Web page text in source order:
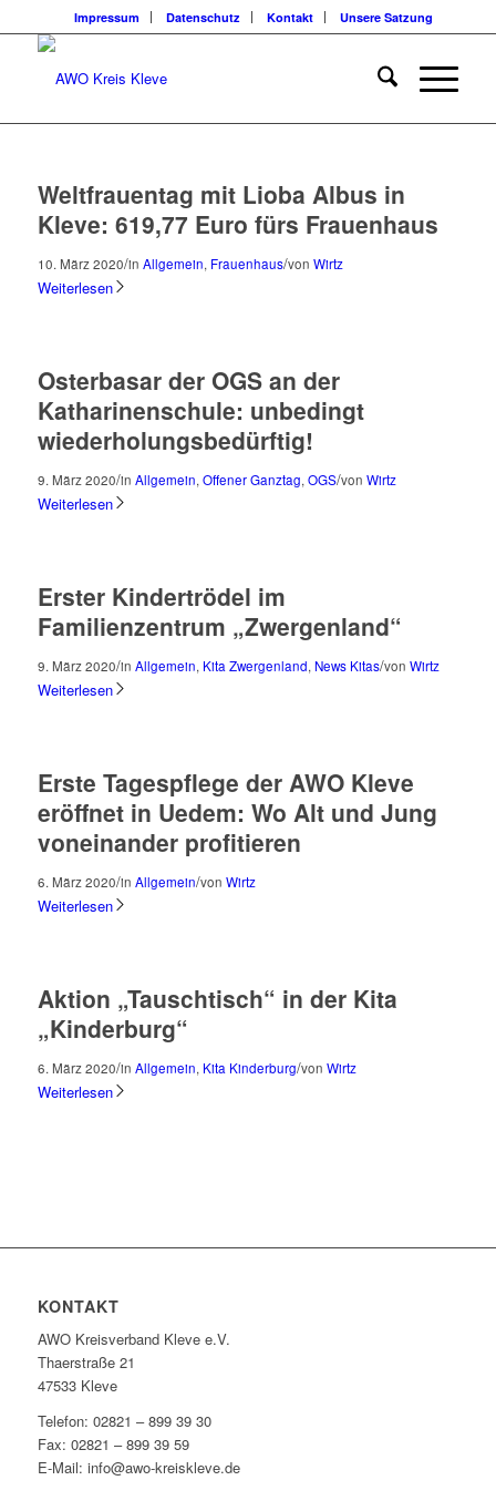
Impressum Datenschutz Kontakt Unsere Satzung
Weltfrauentag mit Lioba Albus in
Kleve: 619,77 Euro fürs Frauenhaus
10. März 2020/in Allgemein, Frauenhaus/von Wirtz
Weiterlesen
Osterbasar der OGS an der
Katharinenschule: unbedingt
wiederholungsbedürftig!
9. März 2020/in Allgemein, Offener Ganztag, OGS/von Wirtz
Weiterlesen
Erster Kindertrödel im
Familienzentrum „Zwergenland“
9. März 2020/in Allgemein, Kita Zwergenland, News Kitas/von Wirtz
Weiterlesen
Erste Tagespflege der AWO Kleve
eröffnet in Uedem: Wo Alt und Jung
voneinander profitieren
6. März 2020/in Allgemein/von Wirtz
Weiterlesen
Aktion „Tauschtisch“ in der Kita
„Kinderburg“
6. März 2020/in Allgemein, Kita Kinderburg/von Wirtz
Weiterlesen
KONTAKT
AWO Kreisverband Kleve e.V.
Thaerstraße 21
47533 Kleve
Telefon: 02821 – 899 39 30
Fax: 02821 – 899 39 59
E-Mail: info@awo-kreiskleve.de